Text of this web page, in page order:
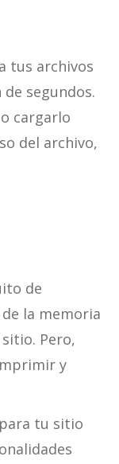
tus archivos
segundos.
cargarlo
del archivo,
de
la memoria
Pero,
y
tu sitio